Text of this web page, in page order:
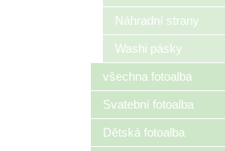
Náhradní strany
Washi pásky
všechna fotoalba
Svatební fotoalba
Dětská fotoalba